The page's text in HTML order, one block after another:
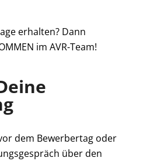
erhalten? Dann
im AVR-Team!
dem Bewerbertag oder
über den